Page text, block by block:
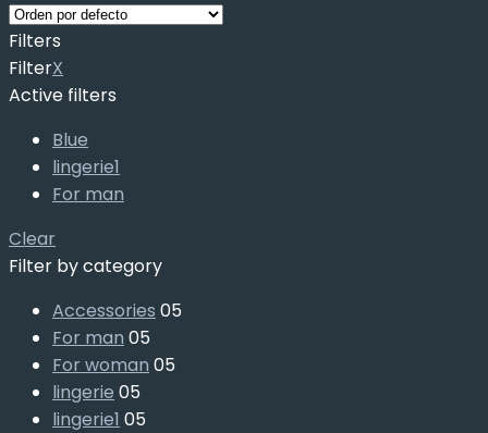
Filters
FilterX
Active filters
Blue
lingerie1
For man
Clear
Filter by category
Accessories 05
For man 05
For woman 05
lingerie 05
lingerie1 05